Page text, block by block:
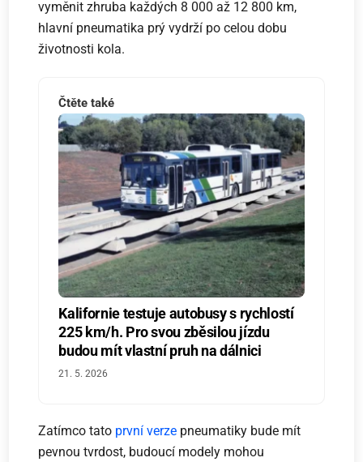
vyměnit zhruba každých 8 000 až 12 800 km,
hlavní pneumatika prý vydrží po celou dobu
životnosti kola.
Čtěte také
Kalifornie testuje autobusy s rychlostí
225 km/h. Pro svou zběsilou jízdu
budou mít vlastní pruh na dálnici
21. 5. 2026
Zatímco tato první verze pneumatiky bude mít
pevnou tvrdost, budoucí modely mohou